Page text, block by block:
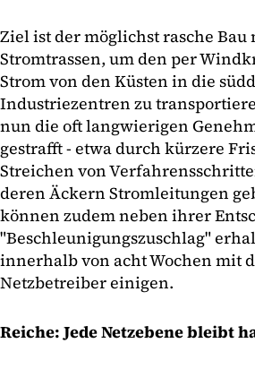
Ziel ist der möglichst rasche Bau
Stromtrassen, um den per
Strom von den Küsten in die
Industriezentren zu
nun die oft langwierigen
gestrafft - etwa durch kürzere
Streichen von
deren Äckern Stromleitungen
können zudem neben ihrer
"Beschleunigungszuschlag"
innerhalb von acht Wochen mit
Netzbetreiber einigen.
Reiche: Jede Netzebene bleibt